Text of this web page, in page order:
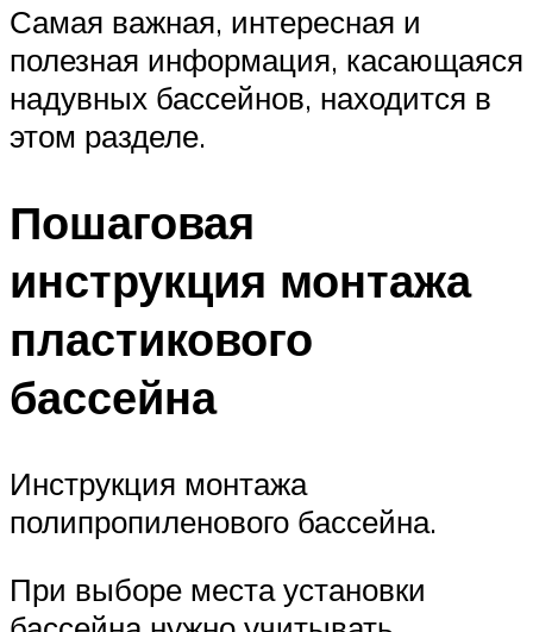
Самая важная, интересная и
полезная информация, касающаяся
надувных бассейнов, находится в
этом разделе.
Пошаговая
инструкция монтажа
пластикового
бассейна
Инструкция монтажа
полипропиленового бассейна.
При выборе места установки